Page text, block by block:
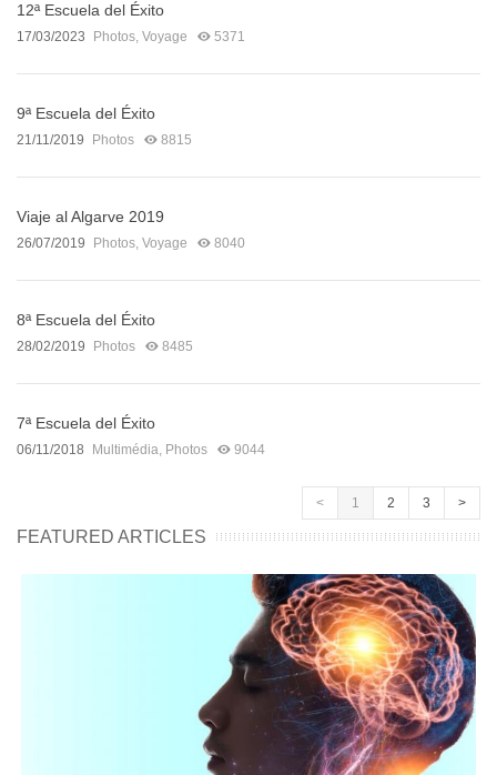
12ª Escuela del Éxito
17/03/2023 Photos, Voyage 5371
9ª Escuela del Éxito
21/11/2019 Photos 8815
Viaje al Algarve 2019
26/07/2019 Photos, Voyage 8040
8ª Escuela del Éxito
28/02/2019 Photos 8485
7ª Escuela del Éxito
06/11/2018 Multimédia, Photos 9044
< 1 2 3 >
FEATURED ARTICLES